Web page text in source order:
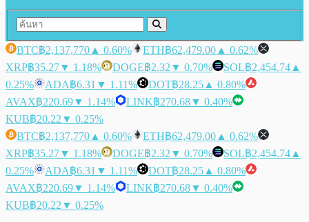
BTC฿2,137,770 ▲ 0.60% ETH฿62,479.00 ▲ 0.62%
XRP฿35.27▼ 1.18% DOGE฿2.32 ▼ 0.70% SOL฿2,454.74 ▲
0.25%
ADA฿6.31 ▼ 1.11% DOT฿28.25 ▲ 0.80%
AVAX฿220.69▼ 1.14% LINK฿270.68▼ 0.40%
KUB฿20.22 ▼ 0.25%
BTC฿2,137,770 ▲ 0.60% ETH฿62,479.00 ▲ 0.62%
XRP฿35.27▼ 1.18% DOGE฿2.32 ▼ 0.70% SOL฿2,454.74 ▲
0.25%
ADA฿6.31 ▼ 1.11% DOT฿28.25 ▲ 0.80%
AVAX฿220.69▼ 1.14% LINK฿270.68▼ 0.40%
KUB฿20.22 ▼ 0.25%